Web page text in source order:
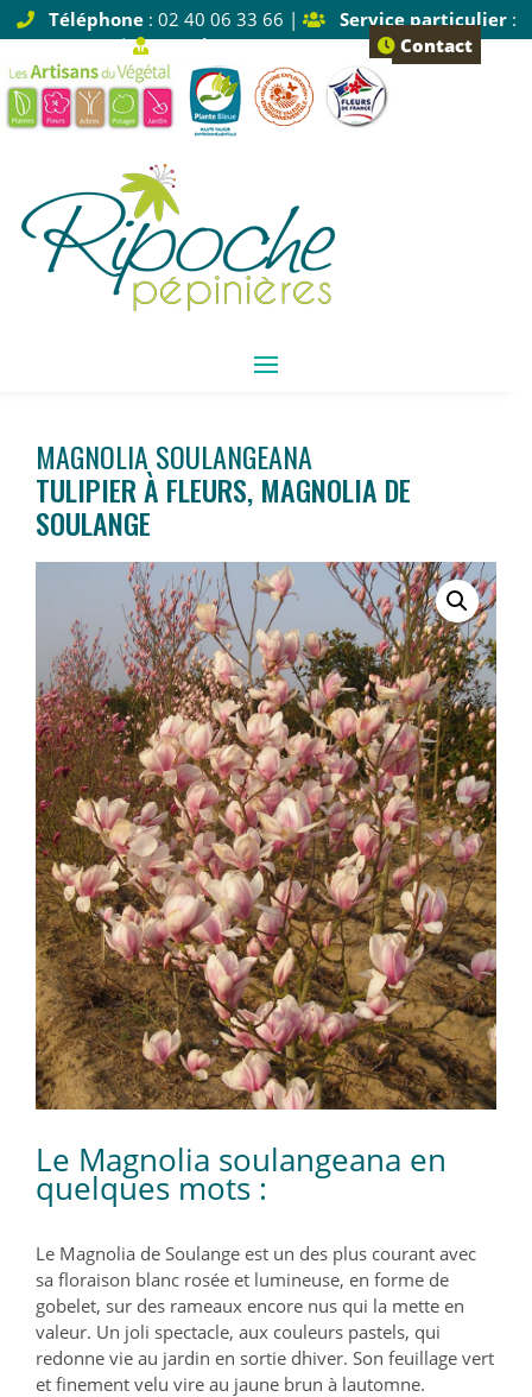
Téléphone: 02 40 06 33 66 | Service particulier:
Tapez 1 |
Service pro: Tapez 2 Contact
MAGNOLIA SOULANGEANA
TULIPIER À FLEURS, MAGNOLIA DE
SOULANGE
Le Magnolia soulangeana en
quelques mots :
Le Magnolia de Soulange est un des plus courant avec
sa floraison blanc rosée et lumineuse, en forme de
gobelet, sur des rameaux encore nus qui la mette en
valeur. Un joli spectacle, aux couleurs pastels, qui
redonne vie au jardin en sortie dhiver. Son feuillage vert
et finement velu vire au jaune brun à lautomne.